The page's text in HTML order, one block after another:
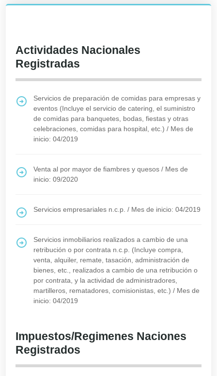
Actividades Nacionales
Registradas
Servicios de preparación de comidas para empresas y
eventos (Incluye el servicio de catering, el suministro
de comidas para banquetes, bodas, fiestas y otras
celebraciones, comidas para hospital, etc.) / Mes de
inicio: 04/2019
Venta al por mayor de fiambres y quesos / Mes de
inicio: 09/2020
Servicios empresariales n.c.p. / Mes de inicio: 04/2019
Servicios inmobiliarios realizados a cambio de una
retribución o por contrata n.c.p. (Incluye compra,
venta, alquiler, remate, tasación, administración de
bienes, etc., realizados a cambio de una retribución o
por contrata, y la actividad de administradores,
martilleros, rematadores, comisionistas, etc.) / Mes de
inicio: 04/2019
Impuestos/Regimenes Naciones
Registrados